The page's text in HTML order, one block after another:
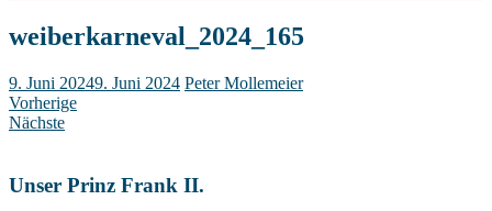
weiberkarneval_2024_165
9. Juni 20249. Juni 2024 Peter Mollemeier
Vorherige
Nächste
Unser Prinz Frank II.